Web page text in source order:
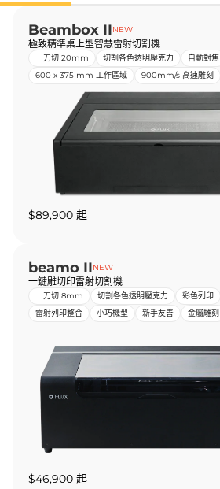
Beambox IINEW
極致精準桌上型智慧雷射切割機
一刀切 20mm 切割各色透明壓克力 自動對焦
600 x 375 mm 工作區域
900mm/s 高速雕刻
$89,900 起
beamo IINEW
一鍵雕切印雷射切割機
一刀切 8mm 切割各色透明壓克力 彩色列印
雷射列印整合
小巧機型 新手友善 金屬雕刻
$46,900 起